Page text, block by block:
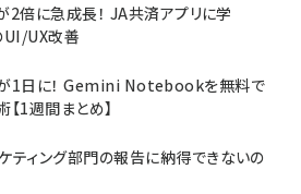
2倍に急成長！ JA共済アプリに学
UI/UX改善
1日に！ Gemini Notebookを無料で
1週間まとめ】
ティング部門の報告に納得できないの